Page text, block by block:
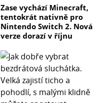
Zase vychází Minecraft,
tentokrát nativně pro
Nintendo Switch 2. Nová
verze dorazí v říjnu